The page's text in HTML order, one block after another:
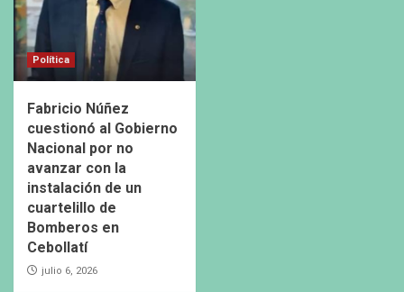
Política
Fabricio Núñez
cuestionó al Gobierno
Nacional por no
avanzar con la
instalación de un
cuartelillo de
Bomberos en
Cebollatí
julio 6, 2026